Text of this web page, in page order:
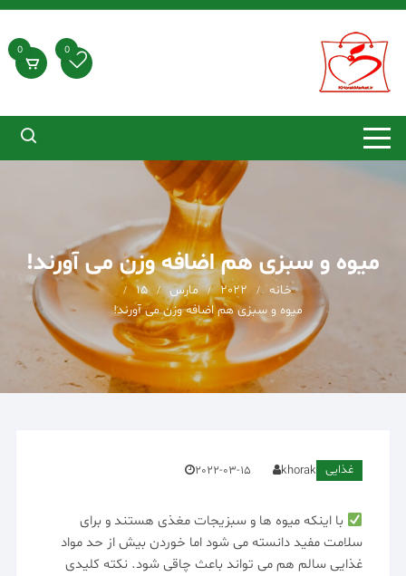
رد
محتوا
0
0
میوه و سبزی هم اضافه وزن می آورند!
خانه 2022 مارس
15
میوه و سبزی هم اضافه وزن می آورند!
غذایی khorak
2022-03-15
با اینکه میوه ها و سبزیجات مغذی هستند و برای
سلامت مفید دانسته می شود اما خوردن بیش از حد مواد
غذایی سالم هم می تواند باعث چاقی شود. نکته کلیدی